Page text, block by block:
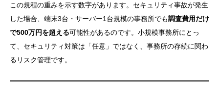
この規程の重みを示す数字があります。セキュリティ事故が発生
した場合、端末3台・サーバー1台規模の事務所でも調査費用だけ
で500万円を超える可能性があるのです。小規模事務所にとっ
て、セキュリティ対策は「任意」ではなく、事務所の存続に関わ
るリスク管理です。